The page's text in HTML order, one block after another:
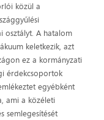
közül a
osztályt. A hatalom
keletkezik, azt
ez a kormányzati
érdekcsoportok
egyébként
ami a közéleti
semlegesítését